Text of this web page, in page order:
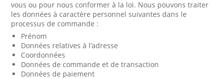
vous ou pour nous conformer à la loi. Nous pouvons traiter
les données à caractère personnel suivantes dans le
processus de commande :
Prénom
Données relatives à l’adresse
Coordonnées
Données de commande et de transaction
Données de paiement